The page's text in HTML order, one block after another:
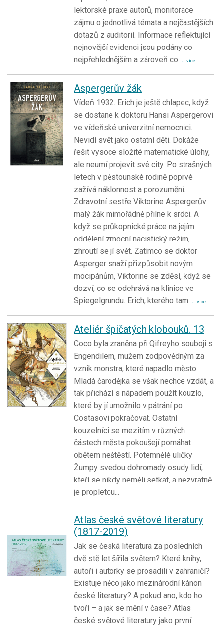
lektorské praxe autorů, monitorace
zájmu o jednotlivá témata a nejčastějších
dotazů z auditorií. Informace reflektující
nejnovější evidenci jsou podány co
nejpřehlednějším a zároveň co ... více
Aspergerův žák
Vídeň 1932. Erich je ještě chlapec, když
se dostane k doktoru Hansi Aspergerovi
ve vídeňské univerzitní nemocnici.
Nevidí svět jako ostatní děti. Dokáže
řešit vysoce složité matematické úlohy,
ale neumí projevit své city. Po strašných
letech v pěstounské rodině poprvé
zažívá náklonnost a porozumění.
Zdravotní sestře Viktorine Aspergerův
malý žák mimořádně přilne k srdci. A
když se průkopnické práce na jejím
oddělení zmocní nacistický režim,
zhroutí se jí svět. Zatímco se doktor
Asperger snaží přizpůsobit novým
mocipánům, Viktorine se zděsí, když se
dozví, co se odehrává na klinice ve
Spiegelgrundu. Erich, kterého tam ... více
Ateliér špičatých klobouků. 13
Coco byla zraněna při Qifreyho souboji s
Engendilem, mužem zodpovědným za
vznik monstra, které napadlo město.
Mladá čarodějka se však nechce vzdát, a
tak přichází s nápadem použít kouzlo,
které by jí umožnilo v pátrání po
Costasovi pokračovat. Ostatní
kouzelníci se mezitím v různých
částech města pokoušejí pomáhat
obětem neštěstí. Potemnělé uličky
Žumpy svedou dohromady osudy lidí,
kteří se nikdy neměli setkat, a nezvratně
je propletou...
Atlas české světové literatury
(1817-2019)
Jak se česká literatura za posledních
dvě stě let šířila světem? Které knihy,
autoři i autorky se prosadili v zahraničí?
Existuje něco jako mezinárodní kánon
české literatury? A pokud ano, kdo ho
tvoří – a jak se mění v čase? Atlas
české světové literatury jako první